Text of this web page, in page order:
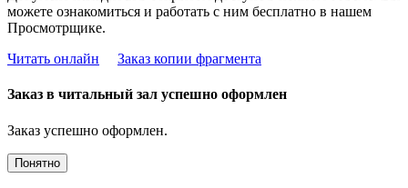
можете ознакомиться и работать с ним бесплатно в нашем
Просмотрщике.
Читать онлайн
Заказ копии фрагмента
Заказ в читальный зал успешно оформлен
Заказ успешно оформлен.
Понятно